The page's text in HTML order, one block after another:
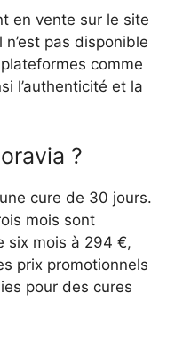
en vente sur le site
pas disponible
comme
l’authenticité et la
?
cure de 30 jours.
mois sont
six mois à 294 €,
prix promotionnels
pour des cures